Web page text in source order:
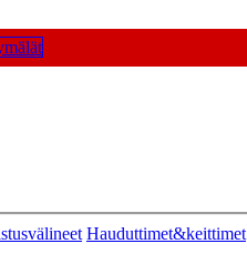
Hauduttimet&keittimet